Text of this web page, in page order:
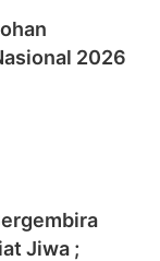
2026
Jiwa ;